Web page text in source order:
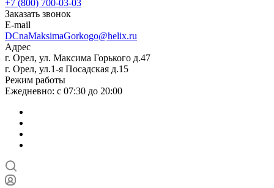
+7 (800) 700-03-03
Заказать звонок
E-mail
DCnaMaksimaGorkogo@helix.ru
Адрес
г. Орел, ул. Максима Горького д.47
г. Орел, ул.1-я Посадская д.15
Режим работы
Ежедневно: с 07:30 до 20:00